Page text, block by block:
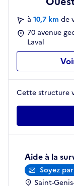
à 10,7 km de
70 avenue
Laval
Cette structure
Aide à la
Soyez
Saint-